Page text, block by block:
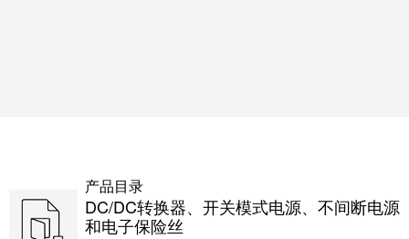
供实
用的
创新
联接
产品目录
DC/DC转换器、开关模式电源、不间断电源
和电子保险丝